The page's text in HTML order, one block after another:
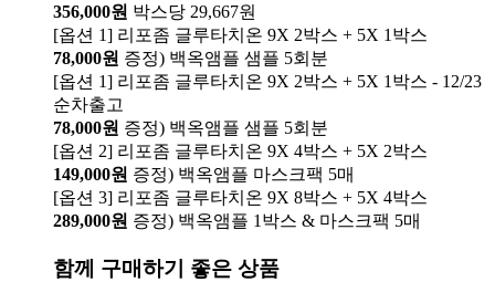
356,000원 박스당 29,667원
[옵션 1] 리포좀 글루타치온 9X 2박스 + 5X 1박스
78,000원 증정) 백옥앰플 샘플 5회분
[옵션 1] 리포좀 글루타치온 9X 2박스 + 5X 1박스 - 12/23
순차출고
78,000원 증정) 백옥앰플 샘플 5회분
[옵션 2] 리포좀 글루타치온 9X 4박스 + 5X 2박스
149,000원 증정) 백옥앰플 마스크팩 5매
[옵션 3] 리포좀 글루타치온 9X 8박스 + 5X 4박스
289,000원 증정) 백옥앰플 1박스 & 마스크팩 5매
함께 구매하기 좋은 상품